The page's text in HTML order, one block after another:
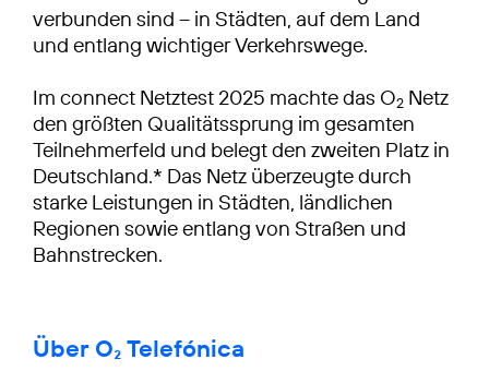
verbunden sind – in Städten, auf dem Land
und entlang wichtiger Verkehrswege.
Im connect Netztest 2025 machte das O2 Netz
den größten Qualitätssprung im gesamten
Teilnehmerfeld und belegt den zweiten Platz in
Deutschland.* Das Netz überzeugte durch
starke Leistungen in Städten, ländlichen
Regionen sowie entlang von Straßen und
Bahnstrecken.
Über O₂ Telefónica